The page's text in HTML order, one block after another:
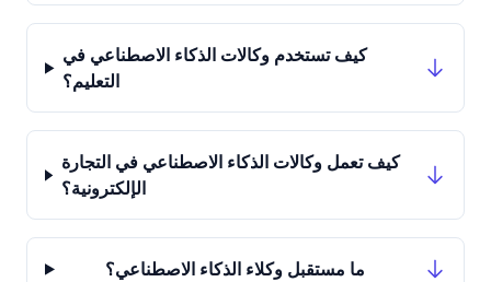
كيف تستخدم وكالات الذكاء الاصطناعي في
التعليم؟
كيف تعمل وكالات الذكاء الاصطناعي في التجارة
الإلكترونية؟
ما مستقبل وكلاء الذكاء الاصطناعي؟